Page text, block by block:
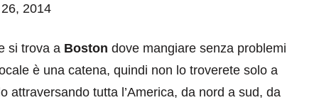
2014
si trova a Boston dove mangiare senza problemi
è una catena, quindi non lo troverete solo a
attraversando tutta l’America, da nord a sud, da